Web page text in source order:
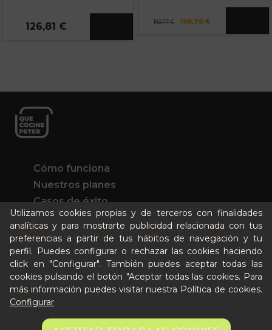
8,15 € AÑADIR A LA CESTA
126,81 € 160,77 € 158,76 €
Utilizamos cookies propias y de terceros con finalidades
analíticas y para mostrarte publicidad relacionada con tus
preferencias a partir de tus hábitos de navegación y tu
perfil. Puedes configurar o rechazar las cookies haciendo
click en "Configurar". También puedes aceptar todas las
cookies pulsando el botón "Aceptar todas las cookies. Para
más información puedes visitar nuestra Política de cookies.
Configurar
Cómo funciona
Nuestros planes
Casos de éxito
Soy un particular
Quién es Peter
Recursos / Blog
Cultura
Llámanos al 644 52 51 02
Escríbenos al Whatsapp
Escríbenos al correo